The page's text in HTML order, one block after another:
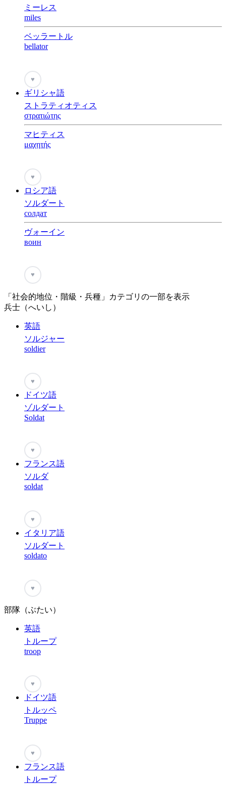
ミーレス
miles
ベッラートル
bellator
♥
ギリシャ語
ストラティオティス
στρατιώτης
マヒティス
μαχητής
♥
ロシア語
ソルダート
солдат
ヴォーイン
воин
♥
「社会的地位・階級・兵種」カテゴリの一部を表示
兵士（へいし）
英語
ソルジャー
soldier
♥
ドイツ語
ゾルダート
Soldat
♥
フランス語
ソルダ
soldat
♥
イタリア語
ソルダート
soldato
♥
部隊（ぶたい）
英語
トループ
troop
♥
ドイツ語
トルッペ
Truppe
♥
フランス語
トループ